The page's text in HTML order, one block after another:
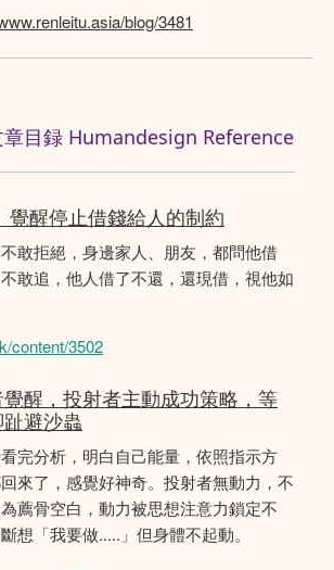
blog/3481
章目録 Humandesign Reference
覺醒停止借錢給人的制約
敢拒絕，身邊家人、朋友，都問他借
敢追，他人借了不還，還現借，視他如
content/3502
醒，投射者主動成功策略，等
避沙蟲
完分析，明白自己能量，依照指示方
來了，感覺好神奇。投射者無動力，不
薦骨空白，動力被思想注意力鎖定不
想「我要做.....」但身體不起動。